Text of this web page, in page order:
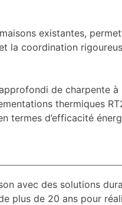
existantes,
la coordination
de charpente
thermiques
termes d’efficacité
avec des solutions
plus de 20 ans pour